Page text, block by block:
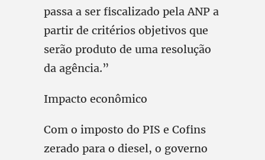
passa a ser fiscalizado pela ANP a
partir de critérios objetivos que
serão produto de uma resolução
da agência.”
Impacto econômico
Com o imposto do PIS e Cofins
zerado para o diesel, o governo